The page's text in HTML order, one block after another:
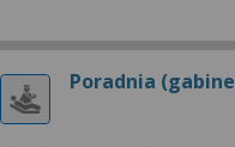
Poradnia